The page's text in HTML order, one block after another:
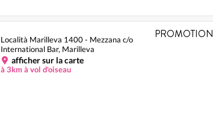
Località Marilleva 1400 - Mezzana c/o
International Bar, Marilleva
afficher sur la carte
à 3km à vol d'oiseau
PROMOTION